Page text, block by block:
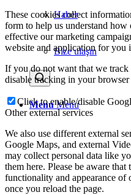
Haber
Bize ulaşın
Menu Menu
These cookies collect
form to help us understand
effective our marketing
website and application for you
If you do not want that we
disable tracking in your browser
Click to enable/disable
Other external services
We also use different external
Google Maps, and external
may collect personal data like
them here. Please be aware
functionality and appearance of
once you reload the page.